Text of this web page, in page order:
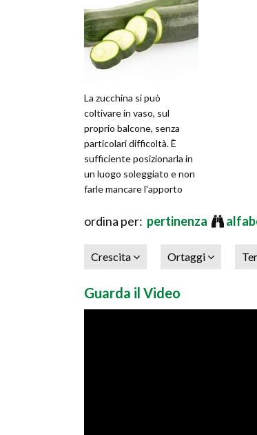
La zucchina si può
coltivare in vaso, sul
proprio balcone, senza
particolari difficoltà. È
sufficiente posizionarla in
un luogo soleggiato e non
farle mancare l'apporto
esigenze
ordina per: pertinenza
Crescita Ortaggi
Guarda il Video